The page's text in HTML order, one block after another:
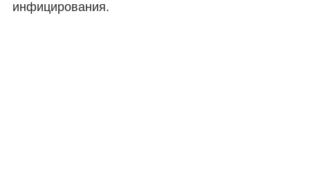
инфицирования.